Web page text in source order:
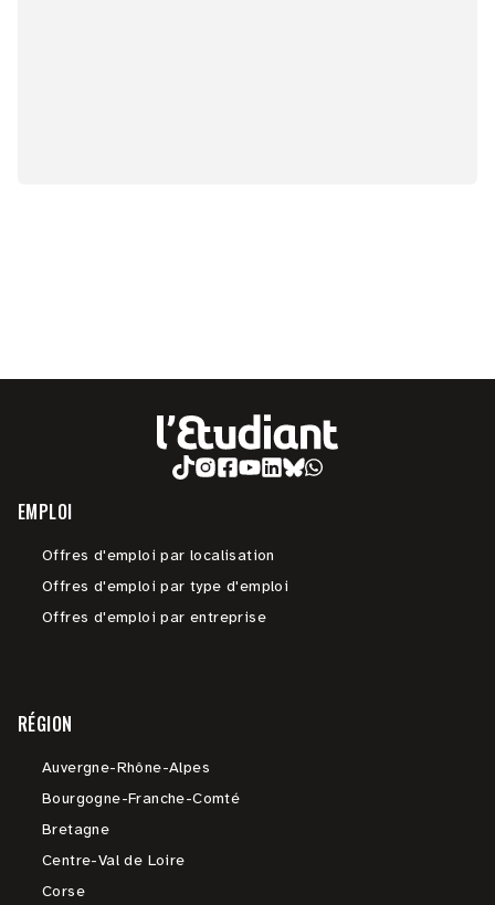
EMPLOI
Offres d'emploi par localisation
Offres d'emploi par type d'emploi
Offres d'emploi par entreprise
RÉGION
Auvergne-Rhône-Alpes
Bourgogne-Franche-Comté
Bretagne
Centre-Val de Loire
Corse